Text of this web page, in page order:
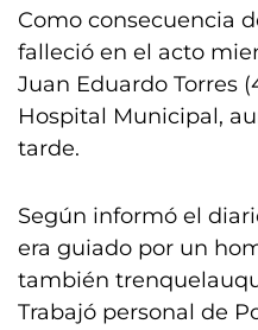
Como consecuencia
falleció en el acto
Juan Eduardo Torres
Hospital Municipal,
tarde.
Según informó el
era guiado por un
también
Trabajó personal de